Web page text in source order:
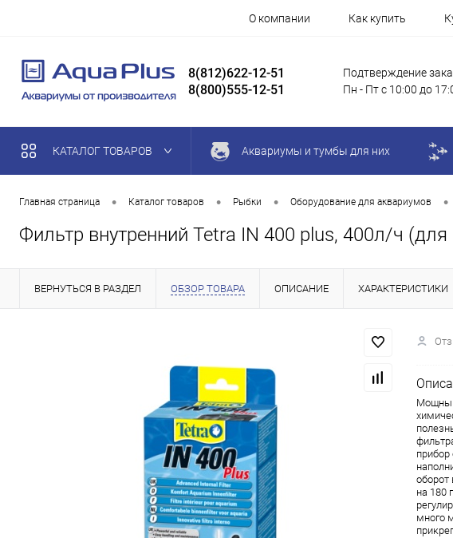
О компании Как купить
8(812)622-12-51
8(800)555-12-51
Подтверждение
Пн - Пт с 10:00 до
КАТАЛОГ ТОВАРОВ Аквариумы и тумбы для них
Главная страница • Каталог товаров • Рыбки • Оборудование для аквариумов •
Фильтр внутренний Tetra IN 400 plus, 400л/ч
ВЕРНУТЬСЯ В РАЗДЕЛ ОБЗОР ТОВАРА ОПИСАНИЕ ХАРАКТЕРИСТИКИ
прибор
оборот
на 180
много